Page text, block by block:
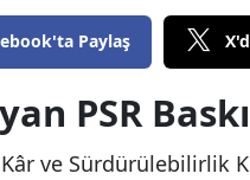
Paylaş
PSR
ve Sürdürülebilirlik